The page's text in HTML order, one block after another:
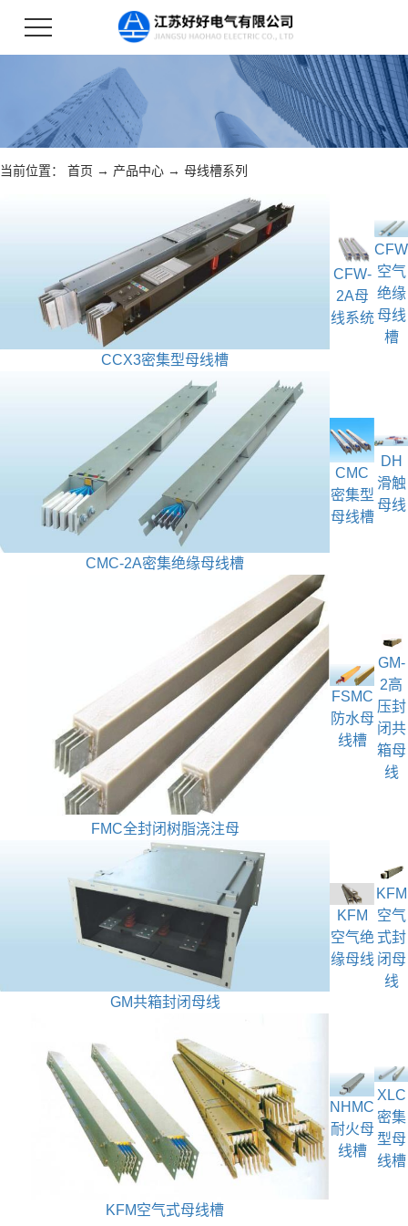
当前位置： 首页 → 产品中心 → 母线槽系列
CCX3密集型母线槽
CFW-
2A母
线系统
CFW
空气
绝缘
母线
槽
CMC-2A密集绝缘母线槽
CMC
密集型
母线槽
DH
滑触
母线
FMC全封闭树脂浇注母
FSMC
防水母
线槽
GM-
2高
压封
闭共
箱母
线
GM共箱封闭母线
KFM
空气绝
缘母线
KFM
空气
式封
闭母
线
KFM空气式母线槽
NHMC
耐火母
线槽
XLC
密集
型母
线槽